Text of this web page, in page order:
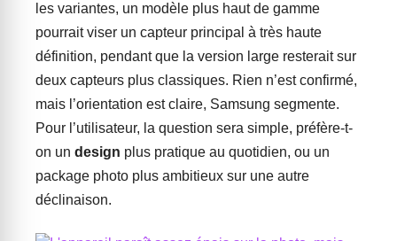
les variantes, un modèle plus haut de gamme
pourrait viser un capteur principal à très haute
définition, pendant que la version large resterait sur
deux capteurs plus classiques. Rien n’est confirmé,
mais l’orientation est claire, Samsung segmente.
Pour l’utilisateur, la question sera simple, préfère-t-
on un design plus pratique au quotidien, ou un
package photo plus ambitieux sur une autre
déclinaison.